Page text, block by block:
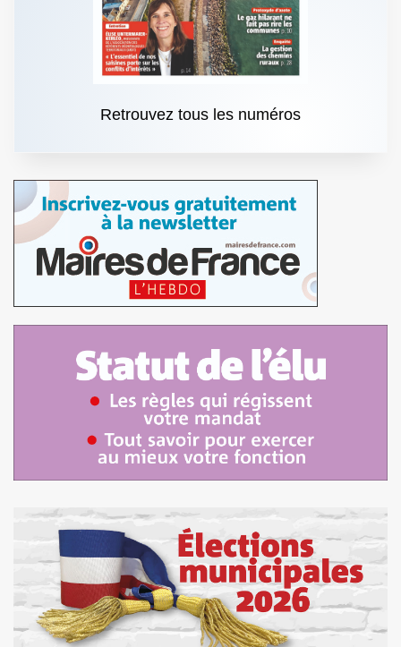
Retrouvez tous les numéros